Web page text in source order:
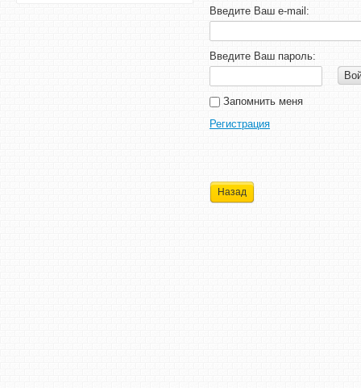
Введите Ваш e-mail:
Введите Ваш пароль:
Запомнить меня
Регистрация
Назад